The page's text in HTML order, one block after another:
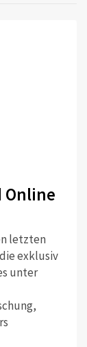
Online
letzten
exklusiv
unter